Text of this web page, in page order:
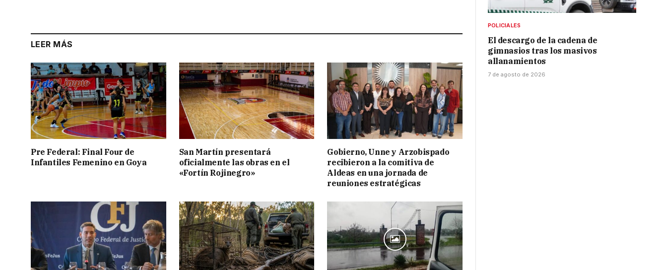
LEER MÁS
Pre Federal: Final Four de
Infantiles Femenino en Goya
San Martín presentará
oficialmente las obras en el
«Fortín Rojinegro»
Gobierno, Unne y Arzobispado
recibieron a la comitiva de
Aldeas en una jornada de
reuniones estratégicas
POLICIALES
El descargo de la cadena de
gimnasios tras los masivos
allanamientos
7 de agosto de 2026